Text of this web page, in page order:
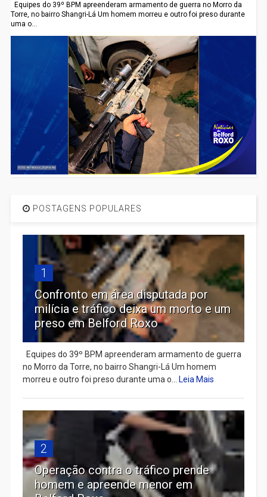
Equipes do 39º BPM apreenderam armamento de guerra no Morro da
Torre, no bairro Shangri-Lá Um homem morreu e outro foi preso durante
uma o...
POSTAGENS POPULARES
1
Confronto em área disputada por
milícia e tráfico deixa um morto e um
preso em Belford Roxo
Equipes do 39º BPM apreenderam armamento de guerra
no Morro da Torre, no bairro Shangri-Lá Um homem
morreu e outro foi preso durante uma o...
Leia Mais
2
Operação contra o tráfico prende
homem e apreende menor em